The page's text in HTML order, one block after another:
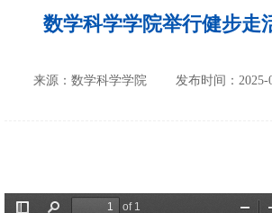
数学科学学院举行健步走
来源：数学科学学院 发布时间：2025-